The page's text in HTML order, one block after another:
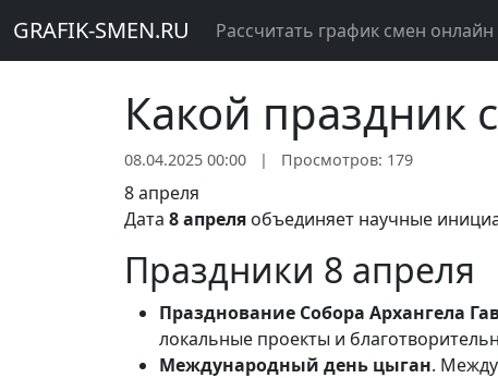
GRAFIK-SMEN.RU Рассчитать график смен онлайн
Какой праздник
08.04.2025 00:00 | Просмотров: 179
8 апреля
Дата 8 апреля объединяет научные
Праздники 8 апреля
Празднование Собора Архангела
локальные проекты и
Международный день цыган.